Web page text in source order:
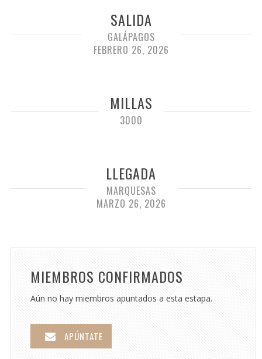
SALIDA
GALÁPAGOS
FEBRERO 26, 2026
MILLAS
3000
LLEGADA
MARQUESAS
MARZO 26, 2026
MIEMBROS CONFIRMADOS
Aún no hay miembros apuntados a esta estapa.
APÚNTATE